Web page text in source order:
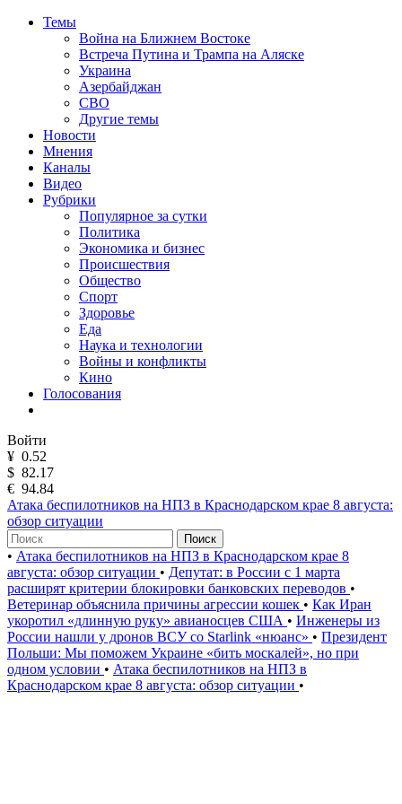
Темы
Война на Ближнем Востоке
Встреча Путина и Трампа на Аляске
Украина
Азербайджан
СВО
Другие темы
Новости
Мнения
Каналы
Видео
Рубрики
Популярное за сутки
Политика
Экономика и бизнес
Происшествия
Общество
Спорт
Здоровье
Еда
Наука и технологии
Войны и конфликты
Кино
Голосования
Войти
¥ 0.52
$ 82.17
€ 94.84
Атака беспилотников на НПЗ в Краснодарском крае 8 августа:
обзор ситуации
Поиск
• Атака беспилотников на НПЗ в Краснодарском крае 8
августа: обзор ситуации • Депутат: в России с 1 марта
расширят критерии блокировки банковских переводов •
Ветеринар объяснила причины агрессии кошек • Как Иран
укоротил «длинную руку» авианосцев США • Инженеры из
России нашли у дронов ВСУ со Starlink «нюанс» • Президент
Польши: Мы поможем Украине «бить москалей», но при
одном условии • Атака беспилотников на НПЗ в
Краснодарском крае 8 августа: обзор ситуации •